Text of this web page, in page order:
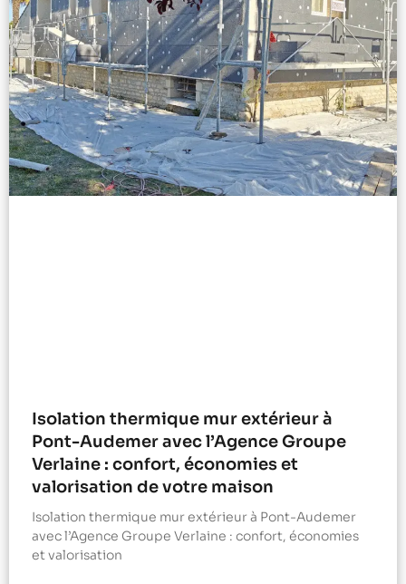
Isolation thermique mur extérieur à
Pont-Audemer avec l’Agence Groupe
Verlaine : confort, économies et
valorisation de votre maison
Isolation thermique mur extérieur à Pont-Audemer
avec l’Agence Groupe Verlaine : confort, économies
et valorisation